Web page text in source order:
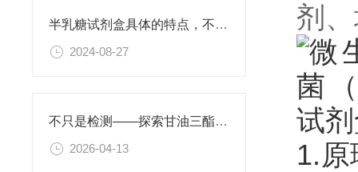
半乳糖试剂盒具体的特点，不妨看看下文！
2024-08-27
不只是检测——探索甘油三酯试剂盒的多重应用
2026-04-13
剂
1.